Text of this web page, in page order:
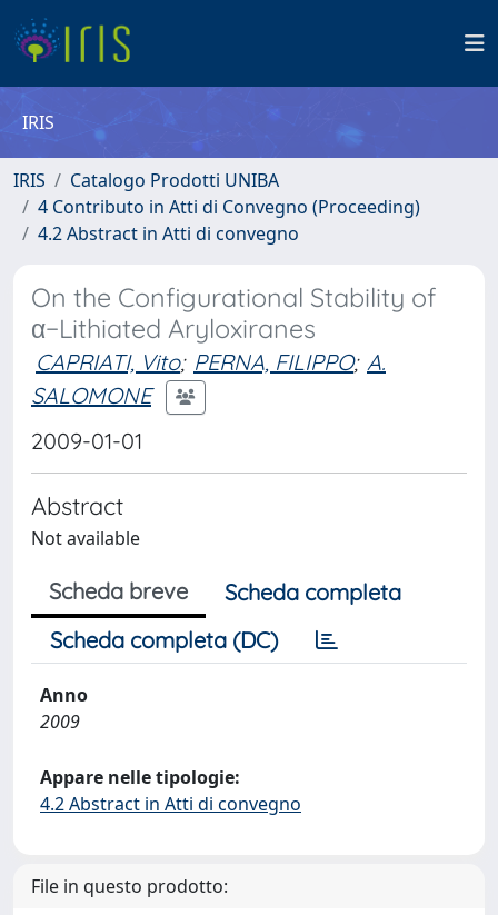
IRIS
IRIS
Catalogo Prodotti UNIBA
4 Contributo in Atti di Convegno (Proceeding)
4.2 Abstract in Atti di convegno
On the Configurational Stability of
α−Lithiated Aryloxiranes
CAPRIATI, Vito; PERNA, FILIPPO; A.
SALOMONE
2009-01-01
Abstract
Not available
Scheda breve
Scheda completa
Scheda completa (DC)
Anno
2009
Appare nelle tipologie:
4.2 Abstract in Atti di convegno
File in questo prodotto: